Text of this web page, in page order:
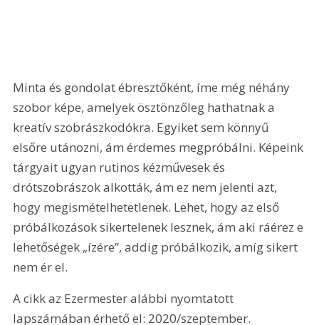
Minta és gondolat ébresztőként, íme még néhány
szobor képe, amelyek ösztönzőleg hathatnak a
kreatív szobrászkodókra. Egyiket sem könnyű
elsőre utánozni, ám érdemes megpróbálni. Képeink
tárgyait ugyan rutinos kézművesek és
drótszobrászok alkották, ám ez nem jelenti azt,
hogy megismételhetetlenek. Lehet, hogy az első
próbálkozások sikertelenek lesznek, ám aki ráérez e
lehetőségek „ízére”, addig próbálkozik, amíg sikert
nem ér el.
A cikk az Ezermester alábbi nyomtatott
lapszámában érhető el: 2020/szeptember.